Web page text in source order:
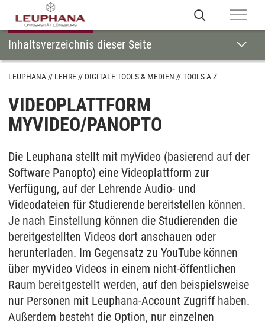
LEUPHANA LEHRE DIGITALE TOOLS & MEDIEN TOOLS A-Z
VIDEOPLATTFORM
MYVIDEO/PANOPTO
Die Leuphana stellt mit myVideo (basierend auf der
Software Panopto) eine Videoplattform zur
Verfügung, auf der Lehrende Audio- und
Videodateien für Studierende bereitstellen können.
Je nach Einstellung können die Studierenden die
bereitgestellten Videos dort anschauen oder
herunterladen. Im Gegensatz zu YouTube können
über myVideo Videos in einem nicht-öffentlichen
Raum bereitgestellt werden, auf den beispielsweise
nur Personen mit Leuphana-Account Zugriff haben.
Außerdem besteht die Option, nur einzelnen
Inhaltsverzeichnis dieser Seite